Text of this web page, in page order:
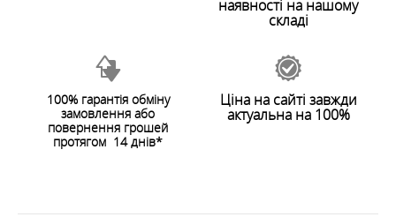
наявності на нашому
складі
100% гарантія обміну
замовлення або
повернення грошей
протягом 14 днів*
Ціна на сайті завжди
актуальна на 100%